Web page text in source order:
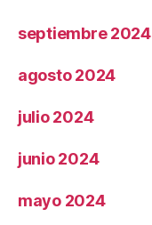
septiembre 2024
agosto 2024
julio 2024
junio 2024
mayo 2024